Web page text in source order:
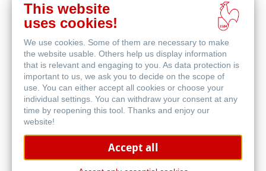
Blog
Malwettbewerb
This website
uses cookies!
We use cookies. Some of them are necessary to make
the website usable. Others help us display information
that is relevant and engaging to you. As data protection is
important to us, we ask you to decide on the scope of
use. You can either accept all cookies or choose your
individual settings. You can withdraw your consent at any
time by reopening this tool. Thanks and enjoy our
website!
Accept all